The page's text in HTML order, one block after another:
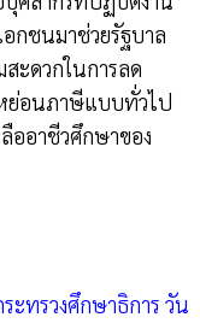
กชนมาช่วยรัฐบาล
ะดวกในการลด
ย่อนภาษีแบบทั่วไป
ออาชีวศึกษาของ
ะทรวงศึกษาธิการ วัน